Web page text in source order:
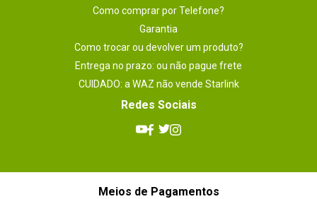
Como comprar por Telefone?
Garantia
Como trocar ou devolver um produto?
Entrega no prazo: ou não pague frete
CUIDADO: a WAZ não vende Starlink
Redes Sociais
Meios de Pagamentos